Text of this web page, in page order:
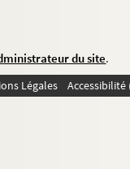
du site.
Légales